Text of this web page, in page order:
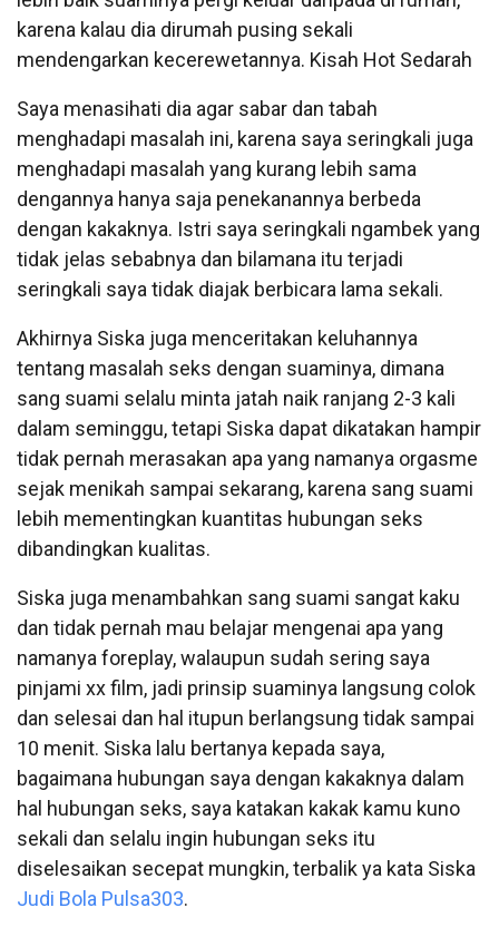
karena kalau dia dirumah pusing sekali
mendengarkan kecerewetannya. Kisah Hot Sedarah
Saya menasihati dia agar sabar dan tabah
menghadapi masalah ini, karena saya seringkali juga
menghadapi masalah yang kurang lebih sama
dengannya hanya saja penekanannya berbeda
dengan kakaknya. Istri saya seringkali ngambek yang
tidak jelas sebabnya dan bilamana itu terjadi
seringkali saya tidak diajak berbicara lama sekali.
Akhirnya Siska juga menceritakan keluhannya
tentang masalah seks dengan suaminya, dimana
sang suami selalu minta jatah naik ranjang 2-3 kali
dalam seminggu, tetapi Siska dapat dikatakan hampir
tidak pernah merasakan apa yang namanya orgasme
sejak menikah sampai sekarang, karena sang suami
lebih mementingkan kuantitas hubungan seks
dibandingkan kualitas.
Siska juga menambahkan sang suami sangat kaku
dan tidak pernah mau belajar mengenai apa yang
namanya foreplay, walaupun sudah sering saya
pinjami xx film, jadi prinsip suaminya langsung colok
dan selesai dan hal itupun berlangsung tidak sampai
10 menit. Siska lalu bertanya kepada saya,
bagaimana hubungan saya dengan kakaknya dalam
hal hubungan seks, saya katakan kakak kamu kuno
sekali dan selalu ingin hubungan seks itu
diselesaikan secepat mungkin, terbalik ya kata Siska
Judi Bola Pulsa303.